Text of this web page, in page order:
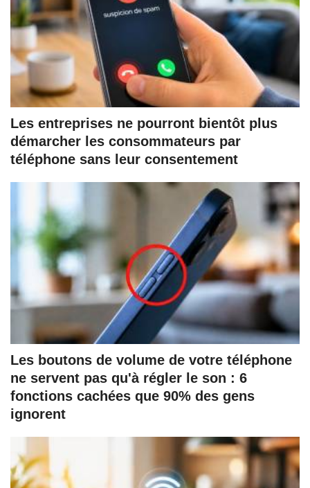
Les entreprises ne pourront bientôt plus
démarcher les consommateurs par
téléphone sans leur consentement
Les boutons de volume de votre téléphone
ne servent pas qu'à régler le son : 6
fonctions cachées que 90% des gens
ignorent